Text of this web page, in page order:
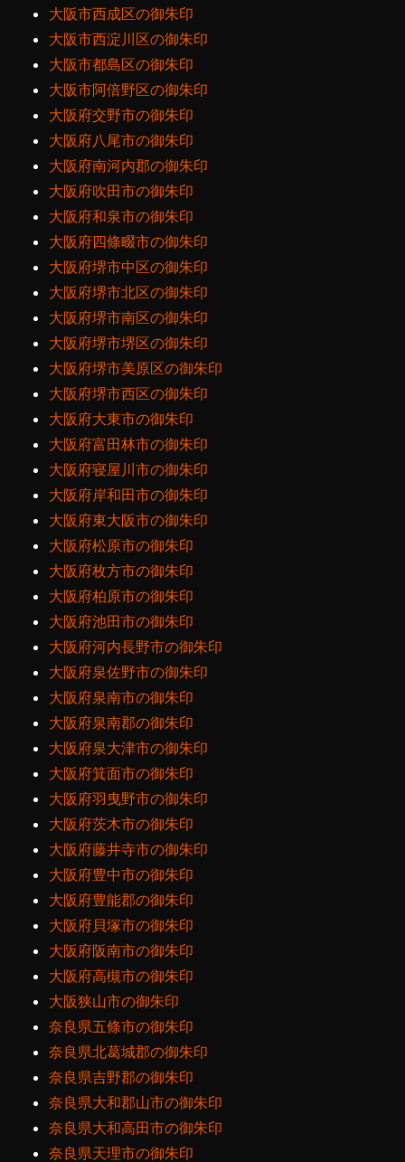
大阪市西成区の御朱印
大阪市西淀川区の御朱印
大阪市都島区の御朱印
大阪市阿倍野区の御朱印
大阪府交野市の御朱印
大阪府八尾市の御朱印
大阪府南河内郡の御朱印
大阪府吹田市の御朱印
大阪府和泉市の御朱印
大阪府四條畷市の御朱印
大阪府堺市中区の御朱印
大阪府堺市北区の御朱印
大阪府堺市南区の御朱印
大阪府堺市堺区の御朱印
大阪府堺市美原区の御朱印
大阪府堺市西区の御朱印
大阪府大東市の御朱印
大阪府富田林市の御朱印
大阪府寝屋川市の御朱印
大阪府岸和田市の御朱印
大阪府東大阪市の御朱印
大阪府松原市の御朱印
大阪府枚方市の御朱印
大阪府柏原市の御朱印
大阪府池田市の御朱印
大阪府河内長野市の御朱印
大阪府泉佐野市の御朱印
大阪府泉南市の御朱印
大阪府泉南郡の御朱印
大阪府泉大津市の御朱印
大阪府箕面市の御朱印
大阪府羽曳野市の御朱印
大阪府茨木市の御朱印
大阪府藤井寺市の御朱印
大阪府豊中市の御朱印
大阪府豊能郡の御朱印
大阪府貝塚市の御朱印
大阪府阪南市の御朱印
大阪府高槻市の御朱印
大阪狭山市の御朱印
奈良県五條市の御朱印
奈良県北葛城郡の御朱印
奈良県吉野郡の御朱印
奈良県大和郡山市の御朱印
奈良県大和高田市の御朱印
奈良県天理市の御朱印